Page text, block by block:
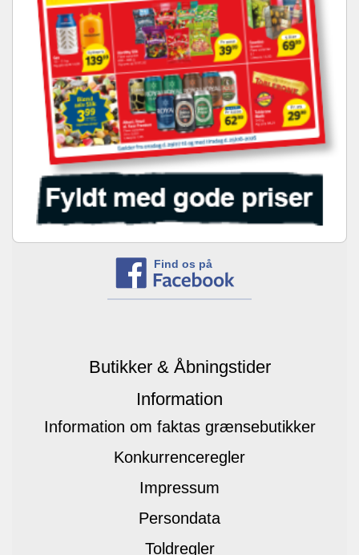
Find os på
Butikker & Åbningstider
Information
Information om faktas grænsebutikker
Konkurrenceregler
Impressum
Persondata
Toldregler